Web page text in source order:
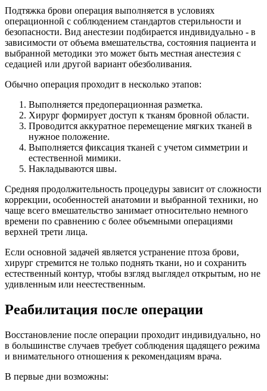
Подтяжка брови операция выполняется в условиях
операционной с соблюдением стандартов стерильности и
безопасности. Вид анестезии подбирается индивидуально - в
зависимости от объема вмешательства, состояния пациента и
выбранной методики это может быть местная анестезия с
седацией или другой вариант обезболивания.
Обычно операция проходит в несколько этапов:
Выполняется предоперационная разметка.
Хирург формирует доступ к тканям бровной области.
Проводится аккуратное перемещение мягких тканей в
нужное положение.
Выполняется фиксация тканей с учетом симметрии и
естественной мимики.
Накладываются швы.
Средняя продолжительность процедуры зависит от сложности
коррекции, особенностей анатомии и выбранной техники, но
чаще всего вмешательство занимает относительно немного
времени по сравнению с более объемными операциями
верхней трети лица.
Если основной задачей является устранение птоза брови,
хирург стремится не только поднять ткани, но и сохранить
естественный контур, чтобы взгляд выглядел открытым, но не
удивленным или неестественным.
Реабилитация после операции
Восстановление после операции проходит индивидуально, но
в большинстве случаев требует соблюдения щадящего режима
и внимательного отношения к рекомендациям врача.
В первые дни возможны: